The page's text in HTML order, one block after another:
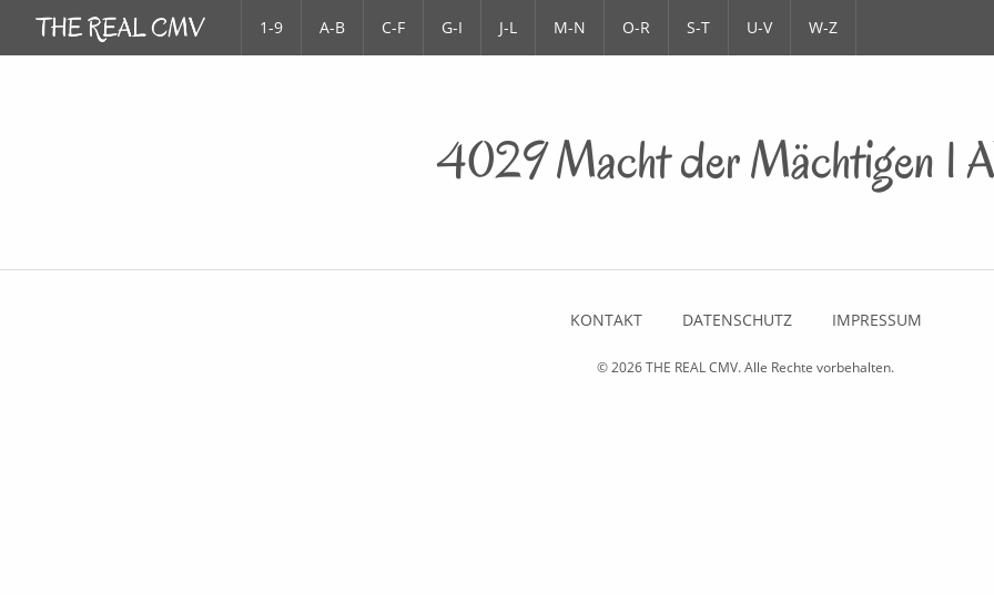
1-9 A-B C-F G-I J-L M-N O-R S-T U-V W-Z
4029 Macht der Mächtigen 1
KONTAKT DATENSCHUTZ IMPRESSUM
© 2026THE REAL CMV. Alle Rechte vorbehalten.